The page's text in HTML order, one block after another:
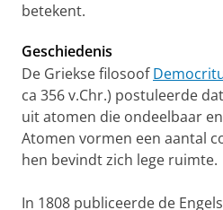
betekent.
Geschiedenis
De Griekse filosoof
ca 356 v.Chr.) postuleerde
uit atomen die ondeelbaar
Atomen vormen een aantal
hen bevindt zich lege ruimte.
In 1808 publiceerde de